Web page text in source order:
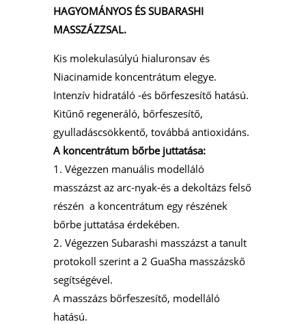
HAGYOMÁNYOS ÉS SUBARASHI
MASSZÁZZSAL.
Kis molekulasúlyú hialuronsav és
Niacinamide koncentrátum elegye.
Intenzív hidratáló -és bőrfeszesítő hatású.
Kitűnő regeneráló, bőrfeszesítő,
gyulladáscsökkentő, továbbá antioxidáns.
A koncentrátum bőrbe juttatása:
1. Végezzen manuális modelláló
masszázst az arc-nyak-és a dekoltázs felső
részén a koncentrátum egy részének
bőrbe juttatása érdekében.
2. Végezzen Subarashi masszázst a tanult
protokoll szerint a 2 GuaSha masszázskő
segítségével.
A masszázs bőrfeszesítő, modelláló
hatású.